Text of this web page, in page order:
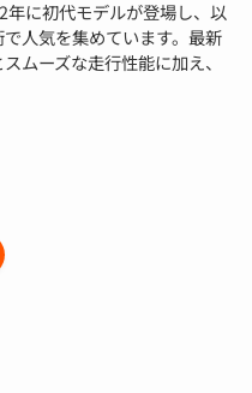
に初代モデルが登場し、以
人気を集めています。最新
ムーズな走行性能に加え、